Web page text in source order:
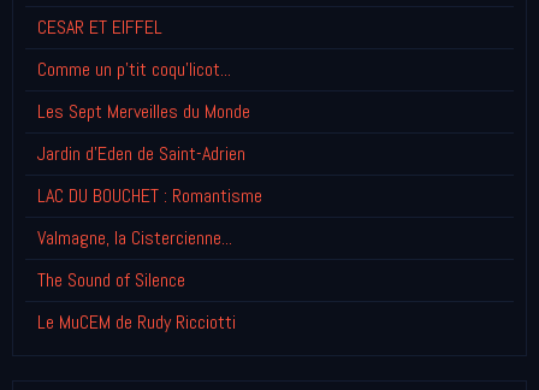
CESAR ET EIFFEL
Comme un p'tit coqu'licot...
Les Sept Merveilles du Monde
Jardin d'Eden de Saint-Adrien
LAC DU BOUCHET : Romantisme
Valmagne, la Cistercienne...
The Sound of Silence
Le MuCEM de Rudy Ricciotti